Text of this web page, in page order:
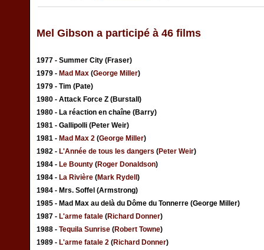
Mel Gibson a participé à 46 films
1977 - Summer City (Fraser)
1979 - Mad Max (George Miller)
1979 - Tim (Pate)
1980 - Attack Force Z (Burstall)
1980 - La réaction en chaîne (Barry)
1981 - Gallipolli (Peter Weir)
1981 - Mad Max 2 (George Miller)
1982 - L'Année de tous les dangers (Peter Weir)
1984 - Le Bounty (Roger Donaldson)
1984 - La Rivière (Mark Rydell)
1984 - Mrs. Soffel (Armstrong)
1985 - Mad Max au delà du Dôme du Tonnerre (George Miller)
1987 - L'arme fatale (Richard Donner)
1988 - Tequila Sunrise (Robert Towne)
1989 - L'arme fatale 2 (Richard Donner)